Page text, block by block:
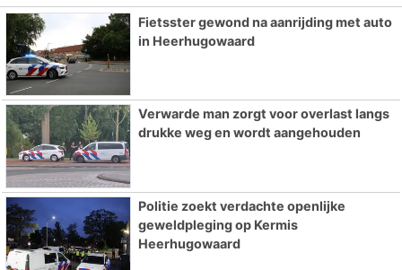
Fietsster gewond na aanrijding met auto
in Heerhugowaard
Verwarde man zorgt voor overlast langs
drukke weg en wordt aangehouden
Politie zoekt verdachte openlijke
geweldpleging op Kermis
Heerhugowaard